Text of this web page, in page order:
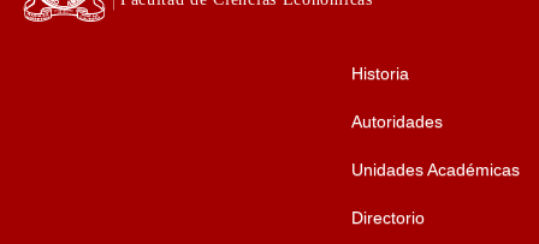
Historia
Autoridades
Unidades Académicas
Directorio